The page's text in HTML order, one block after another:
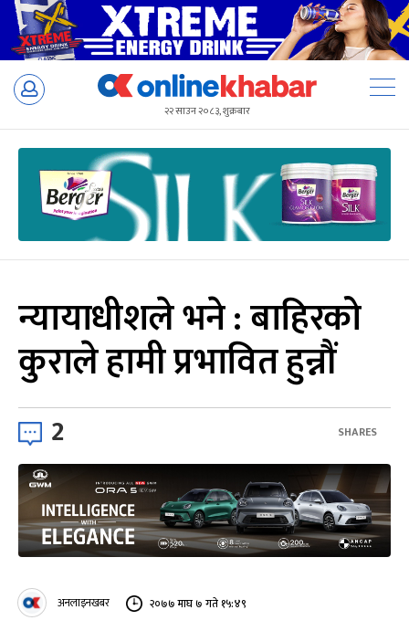
Skip
२२ साउन २०८३, शुक्रबार
न्यायाधीशले भने : बाहिरको
कुराले हामी प्रभावित हुन्नौं
2 SHARES
अनलाइनखबर २०७७ माघ ७ गते १५:४९